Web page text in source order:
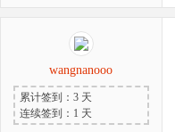
wangnanooo
累计签到：3 天
连续签到：1 天